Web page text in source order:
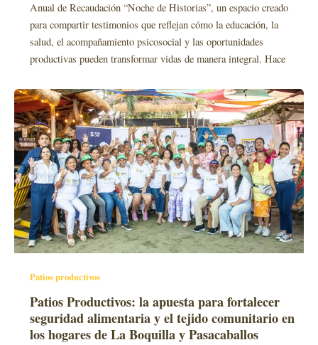
Anual de Recaudación “Noche de Historias”, un espacio creado
para compartir testimonios que reflejan cómo la educación, la
salud, el acompañamiento psicosocial y las oportunidades
productivas pueden transformar vidas de manera integral. Hace
Patios productivos
Patios Productivos: la apuesta para fortalecer
seguridad alimentaria y el tejido comunitario en
los hogares de La Boquilla y Pasacaballos